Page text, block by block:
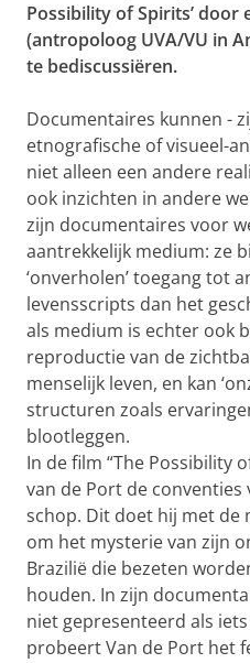
Possibility of Spirits’
(antropoloog UVA/VU in
te bediscussiëren.
Documentaires kunnen -
etnografische of visueel-
niet alleen een andere
ook inzichten in andere
zijn documentaires voor
aantrekkelijk medium: ze
‘onverholen’ toegang tot
levensscripts dan het
als medium is echter ook
reproductie van de
menselijk leven, en kan
structuren zoals
blootleggen.
In de film “The Possibility
van de Port de
schop. Dit doet hij met de
om het mysterie van zijn
Brazilië die bezeten
houden. In zijn
niet gepresenteerd als
probeert Van de Port het